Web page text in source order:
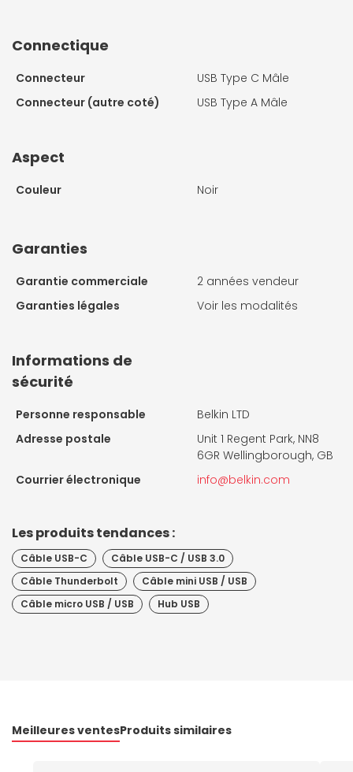
Connectique
Connecteur
USB Type C Mâle
Connecteur (autre coté)
USB Type A Mâle
Aspect
Couleur Noir
Garanties
Garantie commerciale
2 années vendeur
Garanties légales
Voir les modalités
Informations de
sécurité
Personne responsable
Belkin LTD
Adresse postale
Unit 1 Regent Park, NN8
6GR Wellingborough, GB
Courrier électronique
info@belkin.com
Les produits tendances :
Câble USB-C
Câble USB-C / USB 3.0
Câble Thunderbolt
Câble mini USB / USB
Câble micro USB / USB
Hub USB
Meilleures ventesProduits similaires